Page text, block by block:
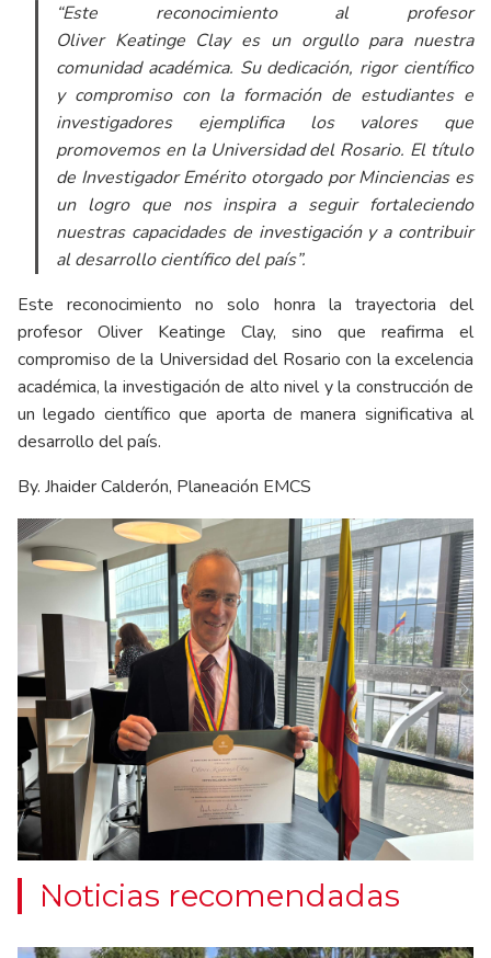
“Este reconocimiento al profesor
Oliver Keatinge Clay es un orgullo para nuestra
comunidad académica. Su dedicación, rigor científico
y compromiso con la formación de estudiantes e
investigadores ejemplifica los valores que
promovemos en la Universidad del Rosario. El título
de Investigador Emérito otorgado por Minciencias es
un logro que nos inspira a seguir fortaleciendo
nuestras capacidades de investigación y a contribuir
al desarrollo científico del país”.
Este reconocimiento no solo honra la trayectoria del
profesor Oliver Keatinge Clay, sino que reafirma el
compromiso de la Universidad del Rosario con la excelencia
académica, la investigación de alto nivel y la construcción de
un legado científico que aporta de manera significativa al
desarrollo del país.
By. Jhaider Calderón, Planeación EMCS